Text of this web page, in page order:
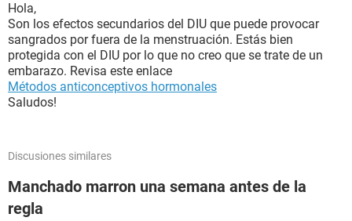
Hola,
Son los efectos secundarios del DIU que puede provocar
sangrados por fuera de la menstruación. Estás bien
protegida con el DIU por lo que no creo que se trate de un
embarazo. Revisa este enlace
Métodos anticonceptivos hormonales
Saludos!
Discusiones similares
Manchado marron una semana antes de la
regla